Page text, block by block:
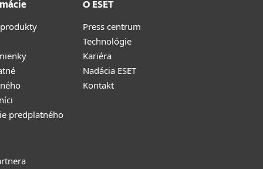
predplatného
O ESET
Press centrum
Technológie
Kariéra
Nadácia ESET
Kontakt